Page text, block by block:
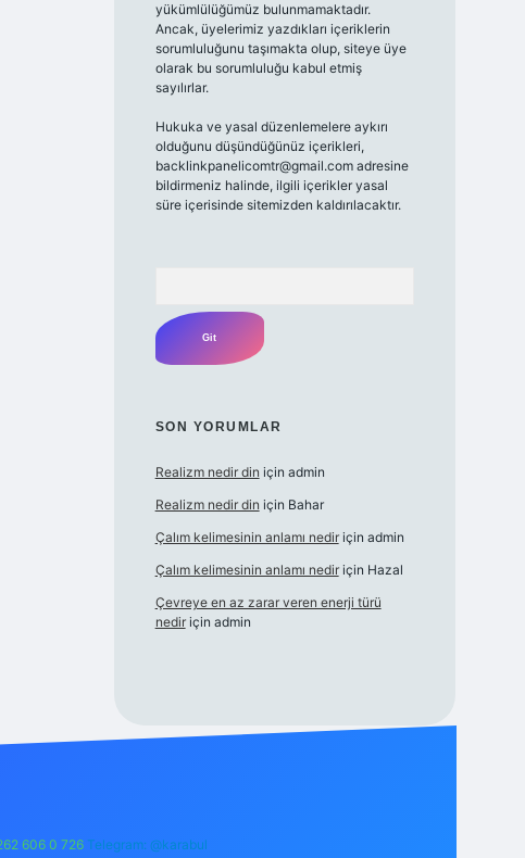
yükümlülüğümüz bulunmamaktadır.
Ancak, üyelerimiz yazdıkları içeriklerin
sorumluluğunu taşımakta olup, siteye üye
olarak bu sorumluluğu kabul etmiş
sayılırlar.
Hukuka ve yasal düzenlemelere aykırı
olduğunu düşündüğünüz içerikleri,
backlinkpanelicomtr@gmail.comadresine
bildirmeniz halinde, ilgili içerikler yasal
süre içerisinde sitemizden kaldırılacaktır.
SON YORUMLAR
Realizm nedir din için admin
Realizm nedir din için Bahar
Çalım kelimesinin anlamı nediriçin admin
Çalım kelimesinin anlamı nediriçin Hazal
Çevreye en az zarar veren enerji türü
nediriçin admin
606 0 726 Telegram: @karabul